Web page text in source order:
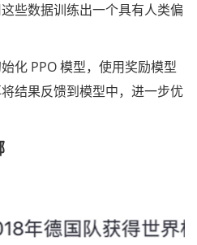
些数据训练出一个具有人类偏
PPO 模型，使用奖励模型
结果反馈到模型中，进一步优